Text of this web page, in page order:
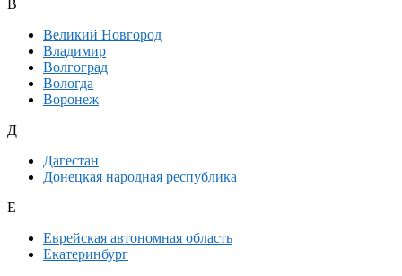
В
Великий Новгород
Владимир
Волгоград
Вологда
Воронеж
Д
Дагестан
Донецкая народная республика
Е
Еврейская автономная область
Екатеринбург